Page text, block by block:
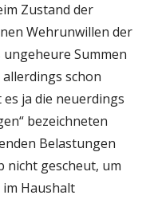
Zustand der
Wehrunwillen der
Summen
schon
ja die neuerdings
bezeichneten
Belastungen
nicht gescheut, um
Haushalt